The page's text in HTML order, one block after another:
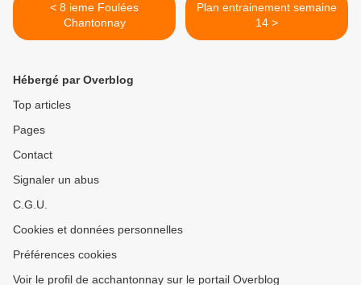
< 8 ieme Foulées
Chantonnay
Plan entrainement semaine
14 >
Hébergé par Overblog
Top articles
Pages
Contact
Signaler un abus
C.G.U.
Cookies et données personnelles
Préférences cookies
Voir le profil de acchantonnay sur le portail Overblog